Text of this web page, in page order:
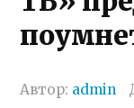
Автор: admin